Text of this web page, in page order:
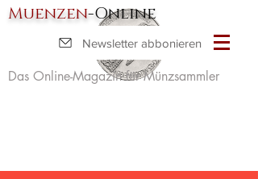
Muenzen-Online
Das Online-Magazin für Münzsammler
Newsletter abbonieren